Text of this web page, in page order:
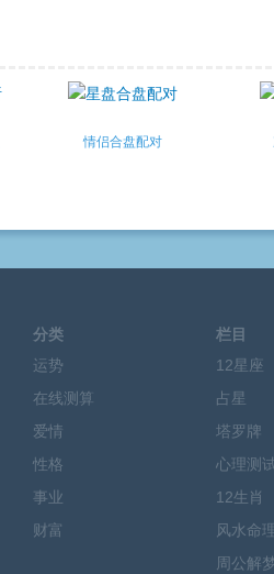
情侣合盘配对
分类
运势
在线测算
爱情
性格
事业
财富
栏目
12星座
占星
塔罗牌
心理测
12生肖
风水命
周公解